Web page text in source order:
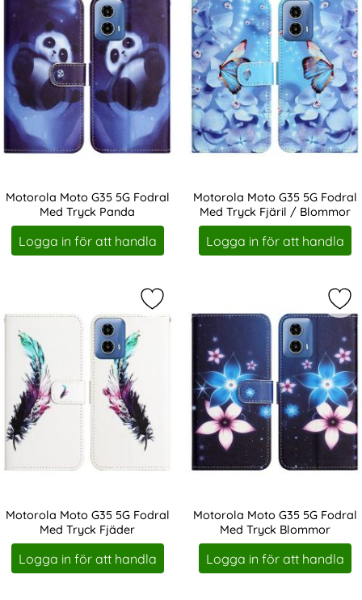
Motorola Moto G35 5G Fodral
Med Tryck Panda
Art. nr 234317
Logga in för att handla
Motorola Moto G35 5G Fodral
Med Tryck Fjäril / Blommor
Art. nr 234318
Logga in för att handla
Motorola Moto G35 5G Fodral
Med Tryck Fjäder
Art. nr 234320
Logga in för att handla
Markera motorola Moto G35 5G
Motorola Moto G35 5G Fodral
Med Tryck Blommor
Art. nr 234321
Logga in för att handla